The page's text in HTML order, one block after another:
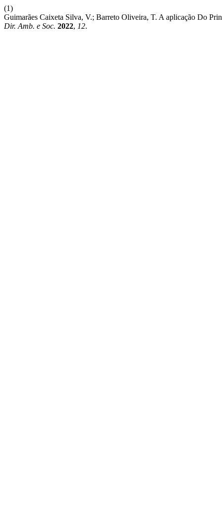
(1)
Guimarães Caixeta Silva, V.; Barreto Oliveira, T. A aplicação Do
Dir. Amb. e Soc. 2022, 12.